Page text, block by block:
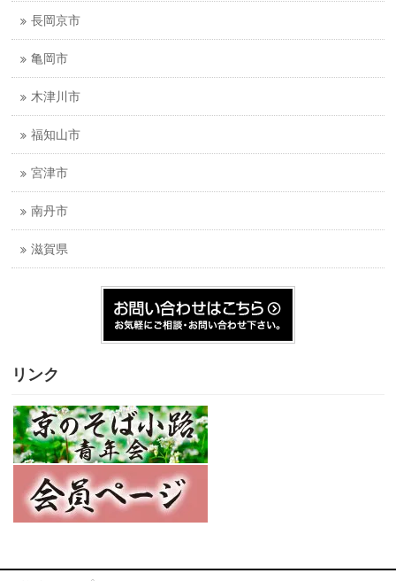
長岡京市
亀岡市
木津川市
福知山市
宮津市
南丹市
滋賀県
リンク